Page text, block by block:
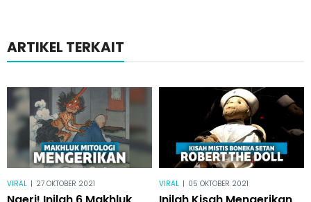
ARTIKEL TERKAIT
VIRAL | 27 OKTOBER 2021 VIRAL | 05 OKTOBER 2021